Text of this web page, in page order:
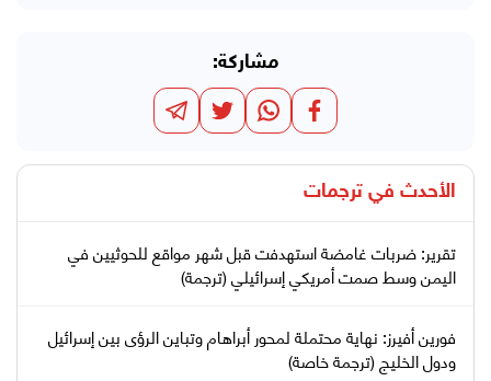
مشاركة:
الأحدث في ترجمات
تقرير: ضربات غامضة استهدفت قبل شهر مواقع للحوثيين في
اليمن وسط صمت أمريكي إسرائيلي (ترجمة)
فورين أفيرز: نهاية محتملة لمحور أبراهام وتباين الرؤى بين إسرائيل
ودول الخليج (ترجمة خاصة)